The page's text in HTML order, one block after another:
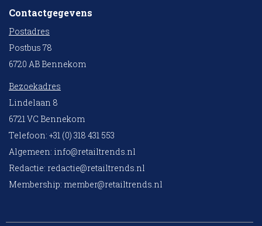
Contactgegevens
Postadres
Postbus 78
6720 AB Bennekom
Bezoekadres
Lindelaan 8
6721 VC Bennekom
Telefoon: +31 (0) 318 431 553
Algemeen: info@retailtrends.nl
Redactie: redactie@retailtrends.nl
Membership: member@retailtrends.nl